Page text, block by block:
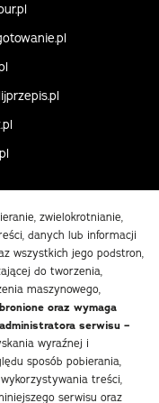
zwielokrotnianie,
danych lub informacji
wszystkich jego podstron,
do tworzenia,
maszynowego,
oraz wymaga
serwisu –
wyraźnej i
sposób pobierania,
treści,
serwisu oraz